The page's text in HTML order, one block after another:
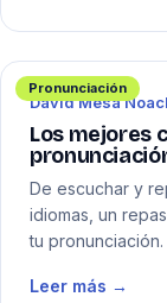
Pronunciación
David Mesa
Los mejores
De escuchar y
idiomas, un
tu pronunciación.
Leer más →